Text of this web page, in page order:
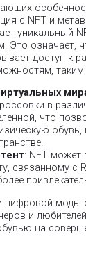
с NFT и
уникальный
Это означает,
доступ к
таким
в
что
обувь,
: NFT может
связанному с
цифровой моды
и
на